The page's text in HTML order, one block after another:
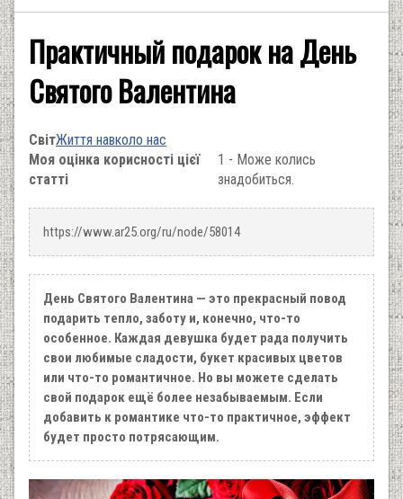
Практичный подарок на День
Святого Валентина
СвітЖиття навколо нас
Моя оцінка корисності цієї
статті
1 - Може колись
знадобиться.
https://www.ar25.org/ru/node/58014
День Святого Валентина — это прекрасный повод
подарить тепло, заботу и, конечно, что-то
особенное. Каждая девушка будет рада получить
свои любимые сладости, букет красивых цветов
или что-то романтичное. Но вы можете сделать
свой подарок ещё более незабываемым. Если
добавить к романтике что-то практичное, эффект
будет просто потрясающим.